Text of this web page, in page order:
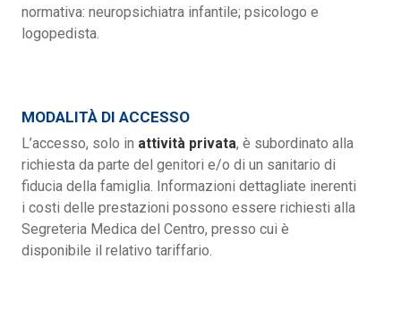
normativa: neuropsichiatra infantile; psicologo e
logopedista.
MODALITÀ DI ACCESSO
L’accesso, solo in attività privata, è subordinato alla
richiesta da parte del genitori e/o di un sanitario di
fiducia della famiglia. Informazioni dettagliate inerenti
i costi delle prestazioni possono essere richiesti alla
Segreteria Medica del Centro, presso cui è
disponibile il relativo tariffario.